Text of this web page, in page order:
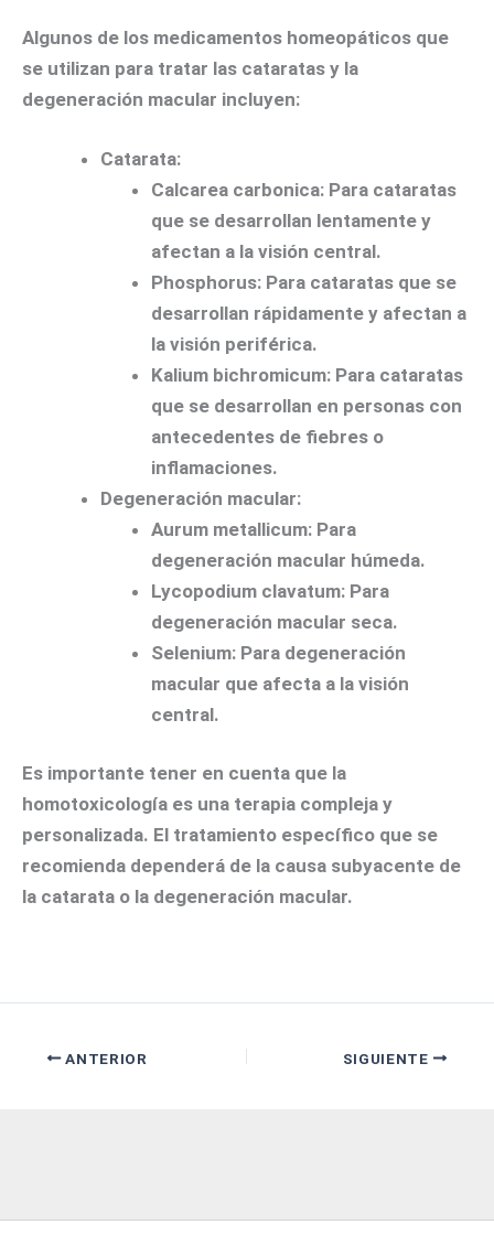
Algunos de los medicamentos homeopáticos que
se utilizan para tratar las cataratas y la
degeneración macular incluyen:
Catarata:
Calcarea carbonica:Para cataratas
que se desarrollan lentamente y
afectan a la visión central.
Phosphorus:Para cataratas que se
desarrollan rápidamente y afectan a
la visión periférica.
Kalium bichromicum:Para cataratas
que se desarrollan en personas con
antecedentes de fiebres o
inflamaciones.
Degeneración macular:
Aurum metallicum:Para
degeneración macular húmeda.
Lycopodium clavatum:Para
degeneración macular seca.
Selenium:Para degeneración
macular que afecta a la visión
central.
Es importante tener en cuenta que la
homotoxicología es una terapia compleja y
personalizada. El tratamiento específico que se
recomienda dependerá de la causa subyacente de
la catarata o la degeneración macular.
ANTERIOR SIGUIENTE